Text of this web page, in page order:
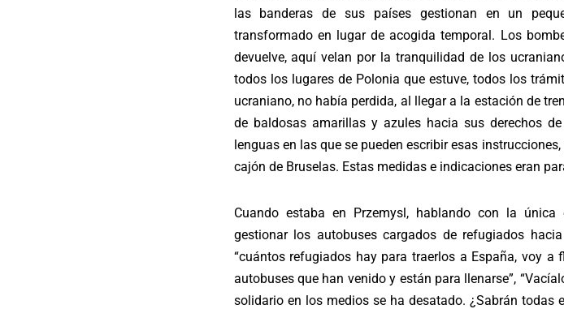
las banderas de sus países gestionan en un
transformado en lugar de acogida temporal. Los
devuelve, aquí velan por la tranquilidad de los
todos los lugares de Polonia que estuve, todos los
ucraniano, no había perdida, al llegar a la estación de
de baldosas amarillas y azules hacia sus derechos
lenguas en las que se pueden escribir esas
cajón de Bruselas. Estas medidas e indicaciones eran
Cuando estaba en Przemysl, hablando con la única
gestionar los autobuses cargados de refugiados
“cuántos refugiados hay para traerlos a España, voy a
autobuses que han venido y están para llenarse”,
solidario en los medios se ha desatado. ¿Sabrán todas